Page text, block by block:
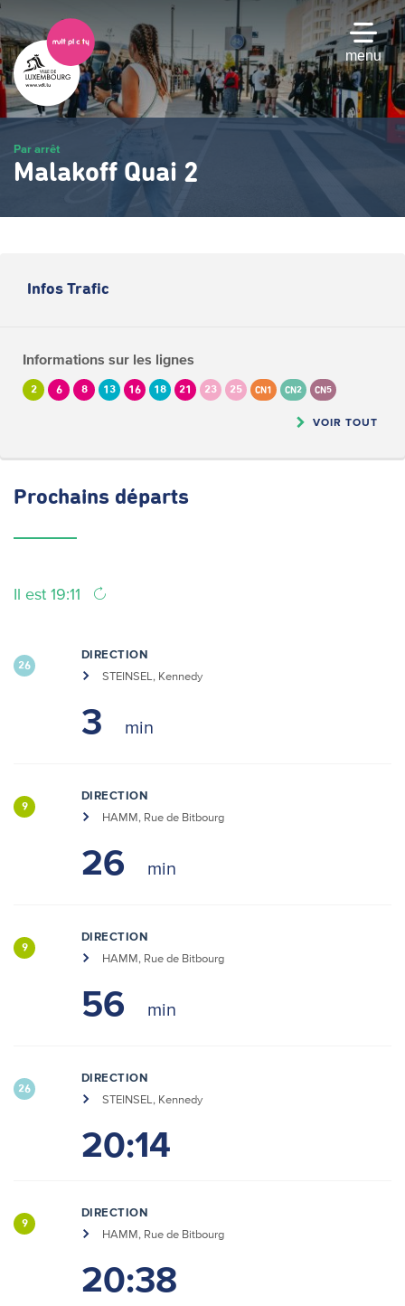
Passer
au
contenu
principal
menu
Par arrêt
Malakoff Quai 2
Infos Trafic
Informations sur les lignes
2 6 8 13 16 18 21 23 25 CN1 CN2 CN5
VOIR TOUT
Prochains départs
Il est 19:11
26
DIRECTION
STEINSEL, Kennedy
3
9
DIRECTION
HAMM, Rue de Bitbourg
26
9
DIRECTION
HAMM, Rue de Bitbourg
56
26
DIRECTION
STEINSEL, Kennedy
20:14
9
DIRECTION
HAMM, Rue de Bitbourg
20:38